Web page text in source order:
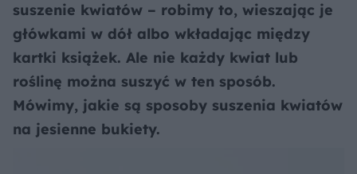
suszenie kwiatów – robimy to, wieszając je
główkami w dół albo wkładając między
kartki książek. Ale nie każdy kwiat lub
roślinę można suszyć w ten sposób.
Mówimy, jakie są sposoby suszenia kwiatów
na jesienne bukiety.